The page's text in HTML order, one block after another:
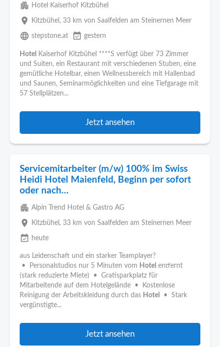
apartment Hotel Kaiserhof Kitzbühel
place Kitzbühel , 33 km von Saalfelden am Steinernen Meer
language stepstone.at event_available gestern
Hotel
Kaiserhof Kitzbühel ****S verfügt über 73 Zimmer
und Suiten, ein Restaurant mit verschiedenen Stuben, eine
gemütliche Hotelbar, einen Wellnessbereich mit Hallenbad
und Saunen, Seminarmöglichkeiten und eine Tiefgarage mit
57 Stellplätzen...
Jetzt ansehen
Servicemitarbeiter (m/w) 100% im Swiss
Heidi Hotel Maienfeld, Beginn per sofort
oder nach...
apartment Alpin Trend Hotel & Gastro AG
place Kitzbühel , 33 km von Saalfelden am Steinernen Meer
event_available heute
aus Leidenschaft und ein starker Teamplayer?
• Personalstudios nur 5 Minuten vom Hotel entfernt
(stark reduzierte Miete) • Gratisparkplatz für
Mitarbeitende auf dem Hotelgelände • Kostenlose
Reinigung der Arbeitskleidung durch das Hotel
• Stark
vergünstigte...
Jetzt ansehen